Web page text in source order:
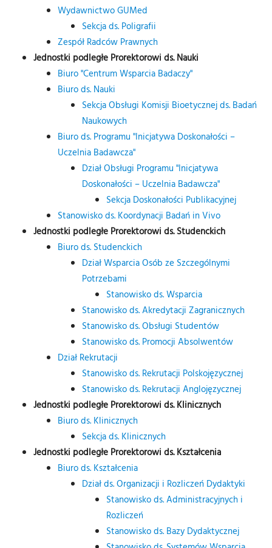
Wydawnictwo GUMed
Sekcja ds. Poligrafii
Zespół Radców Prawnych
Jednostki podległe Prorektorowi ds. Nauki
Biuro "Centrum Wsparcia Badaczy"
Biuro ds. Nauki
Sekcja Obsługi Komisji Bioetycznej ds. Badań
Naukowych
Biuro ds. Programu "Inicjatywa Doskonałości –
Uczelnia Badawcza"
Dział Obsługi Programu "Inicjatywa
Doskonałości – Uczelnia Badawcza"
Sekcja Doskonałości Publikacyjnej
Stanowisko ds. Koordynacji Badań in Vivo
Jednostki podległe Prorektorowi ds. Studenckich
Biuro ds. Studenckich
Dział Wsparcia Osób ze Szczególnymi
Potrzebami
Stanowisko ds. Wsparcia
Stanowisko ds. Akredytacji Zagranicznych
Stanowisko ds. Obsługi Studentów
Stanowisko ds. Promocji Absolwentów
Dział Rekrutacji
Stanowisko ds. Rekrutacji Polskojęzycznej
Stanowisko ds. Rekrutacji Anglojęzycznej
Jednostki podległe Prorektorowi ds. Klinicznych
Biuro ds. Klinicznych
Sekcja ds. Klinicznych
Jednostki podległe Prorektorowi ds. Kształcenia
Biuro ds. Kształcenia
Dział ds. Organizacji i Rozliczeń Dydaktyki
Stanowisko ds. Administracyjnych i
Rozliczeń
Stanowisko ds. Bazy Dydaktycznej